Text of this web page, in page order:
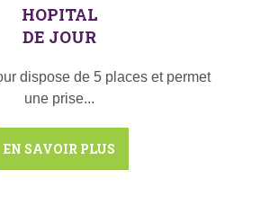
HOPITAL
DE JOUR
dispose de 5 places et permet
une prise...
EN SAVOIR PLUS